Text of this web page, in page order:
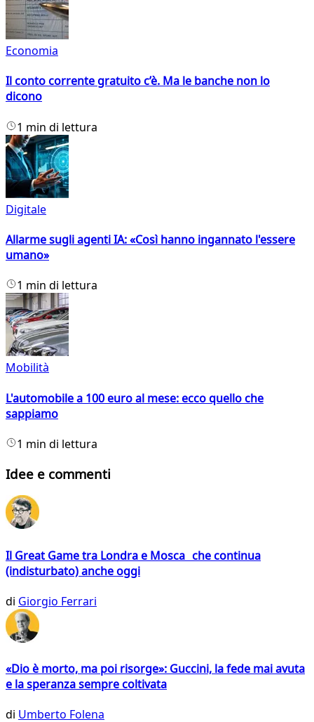
Economia
Il conto corrente gratuito c’è. Ma le banche non lo
dicono
1 min di lettura
Digitale
Allarme sugli agenti IA: «Così hanno ingannato l'essere
umano»
1 min di lettura
Mobilità
L'automobile a 100 euro al mese: ecco quello che
sappiamo
1 min di lettura
Idee e commenti
Il Great Game tra Londra e Mosca che continua
(indisturbato) anche oggi
di Giorgio Ferrari
«Dio è morto, ma poi risorge»: Guccini, la fede mai avuta
e la speranza sempre coltivata
di Umberto Folena